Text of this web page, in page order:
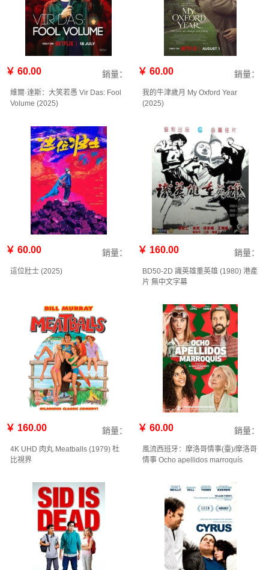
￥ 60.00 銷量：
維爾·達斯：大笑若愚 Vir Das: Fool
Volume (2025)
￥ 60.00 銷量：
我的牛津歲月 My Oxford Year‎
(2025)
￥ 60.00 銷量：
這位壯士 (2025)
￥ 160.00 銷量：
BD50-2D 識英雄重英雄 (1980) 港產
片 無中文字幕
￥ 160.00 銷量：
4K UHD 肉丸 Meatballs (1979) 杜
比視界
￥ 60.00 銷量：
風流西班牙：摩洛哥情事(臺)/摩洛哥
情事 Ocho apellidos marroquís